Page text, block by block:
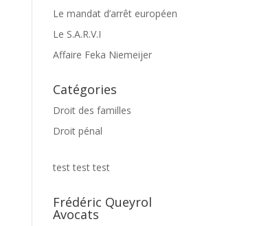
Le mandat d’arrêt européen
Le S.A.R.V.I
Affaire Feka Niemeijer
Catégories
Droit des familles
Droit pénal
test test test
Frédéric Queyrol
Avocats